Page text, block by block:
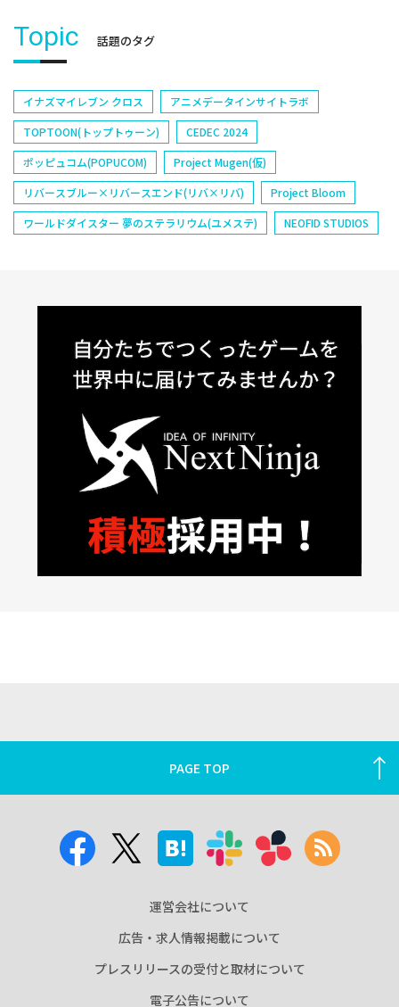
Topic 話題のタグ
イナズマイレブン クロス
アニメデータインサイトラボ
TOPTOON(トップトゥーン)
CEDEC 2024
ポッピュコム(POPUCOM)
Project Mugen(仮)
リバースブルー×リバースエンド(リバ×リバ)
Project Bloom
ワールドダイスター 夢のステラリウム(ユメステ)
NEOFID STUDIOS
PAGE TOP
運営会社について
広告・求人情報掲載について
プレスリリースの受付と取材について
電子公告について